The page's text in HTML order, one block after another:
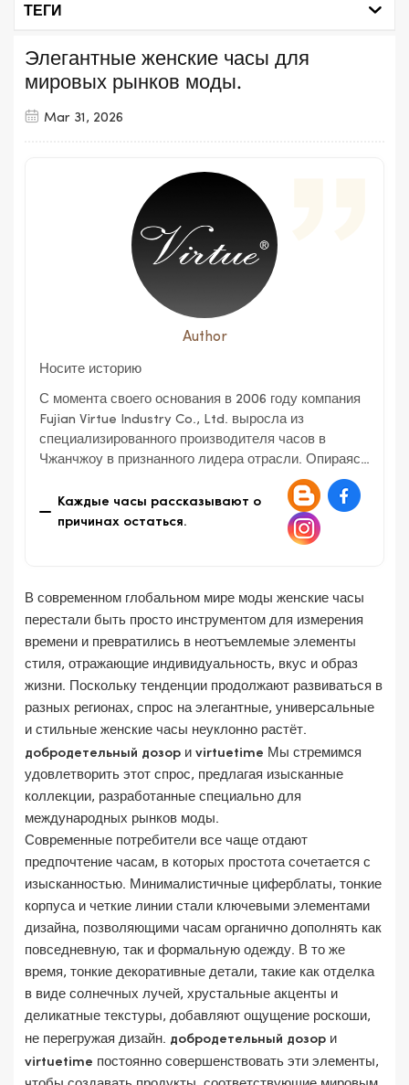
ТЕГИ
Элегантные женские часы для
мировых рынков моды.
Mar 31, 2026
Author
Носите историю
С момента своего основания в 2006 году компания
Fujian Virtue Industry Co., Ltd. выросла из
специализированного производителя часов в
Чжанчжоу в признанного лидера отрасли. Опираясь
на богатое наследие нашей материнской компании,
Zhangzhou Tongyuan Electronics Co., Ltd.,
основанной в 1991 году, мы зарекомендовали себя
как полностью интегрированное экспортно-
производством и продажей часов и будильников.
Каждые часы рассказывают о
причинах остаться.
В современном глобальном мире моды женские часы
перестали быть просто инструментом для измерения
времени и превратились в неотъемлемые элементы
стиля, отражающие индивидуальность, вкус и образ
жизни. Поскольку тенденции продолжают развиваться в
разных регионах, спрос на элегантные, универсальные
и стильные женские часы неуклонно растёт.
добродетельный дозор и virtuetime Мы стремимся
удовлетворить этот спрос, предлагая изысканные
коллекции, разработанные специально для
международных рынков моды.
Современные потребители все чаще отдают
предпочтение часам, в которых простота сочетается с
изысканностью. Минималистичные циферблаты, тонкие
корпуса и четкие линии стали ключевыми элементами
дизайна, позволяющими часам органично дополнять как
повседневную, так и формальную одежду. В то же
время, тонкие декоративные детали, такие как отделка
в виде солнечных лучей, хрустальные акценты и
деликатные текстуры, добавляют ощущение роскоши,
не перегружая дизайн. добродетельный дозор и
virtuetime постоянно совершенствовать эти элементы,